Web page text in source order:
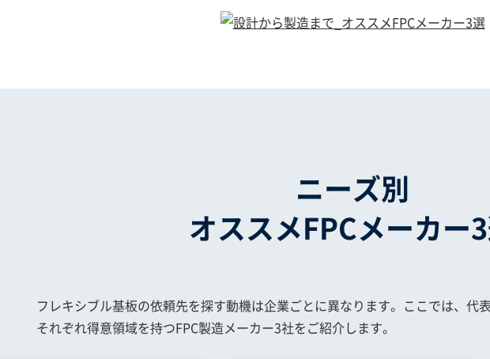
ニーズ別
オススメFPCメーカー
フレキシブル基板の依頼先を探す動機は企業ごとに異なります。ここでは、代
それぞれ得意領域を持つFPC製造メーカー3社をご紹介します。